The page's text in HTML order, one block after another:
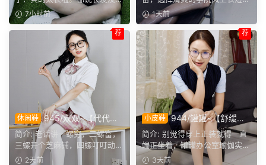
越看越舒服。
腰，她这编好的麻花辫，...
7小时前
上身效果很合意。
裙。两双同款材质的袜子，...
1天前
休闲鞋 945/双双~【代代相
传】提起手指螺纹的老话，不
少人小时候都听过，大家还能
回忆起几句？
简介: 老话讲一螺穷，二螺富，
三螺开个芝麻铺，四螺叮叮动，
五螺挑屎桶。和双双聊...
2天前
荐
小皮鞋 944/罐罐~【舒缓筋
骨】谁说正装不方便舒展肢
体，干练得体的职场装束，练
瑜伽完全不受影响。
简介: 别觉得穿上正装就得一直
端正坐着，罐罐办公室瑜伽实拍
来啦。就算一身正装，...
3天前
荐